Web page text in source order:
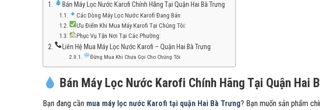
Bán Máy Lọc Nước Karofi Chính Hãng Tại Quận Hai Bà Trưng
Các Dòng Máy Lọc Nước Karofi Đang Bán:
Ưu Điểm Khi Mua Máy Karofi Tại Chúng Tôi:
Phục Vụ Tận Nơi Tại Các Phường:
Liên Hệ Mua Máy Lọc Nước Karofi – Quận Hai Bà Trưng
Đừng Mua Khi Chưa Gọi Cho Chúng Tôi
Bán Máy Lọc Nước Karofi Chính Hãng Tại Quận Hai
Bạn đang cần mua máy lọc nước Karofi tại quận Hai Bà Trưng? Bạn muốn sản phẩm